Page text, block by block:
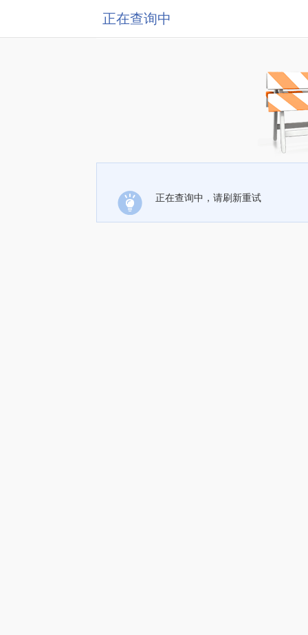
正在查询中
正在查询中，请刷新重试